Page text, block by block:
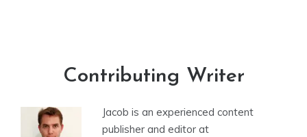
Contributing Writer
Jacob is an experienced content
publisher and editor at